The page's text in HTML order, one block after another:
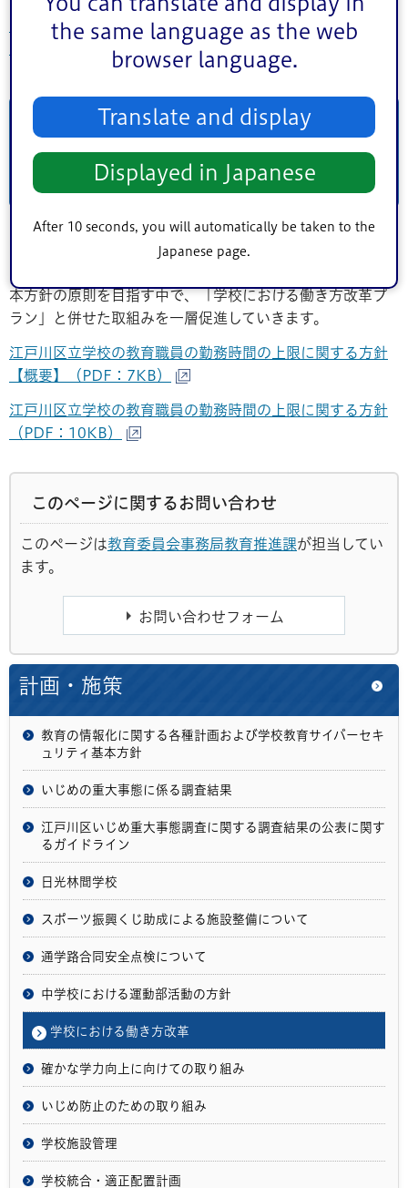
the same language as the web
browser language.
Translate and display
Displayed in Japanese
After 10 seconds, you will automatically be taken to the
Japanese page.
学校における働き方改革プラン【令和4年3月改定】
（PDF：558KB）
「江戸川区立学校の教育職員の勤
務時間の上限に関する方針」につ
いて（令和元年8月）
区立小学校、中学校、幼稚園の教育職員の勤務時間に関す
る原則を示すものとして本方針を策定しました。
本方針の原則を目指す中で、「学校における働き方改革プ
ラン」と併せた取組みを一層促進していきます。
江戸川区立学校の教育職員の勤務時間の上限に関する方針
【概要】（PDF：7KB）
江戸川区立学校の教育職員の勤務時間の上限に関する方針
（PDF：10KB）
このページに関するお問い合わせ
このページは教育委員会事務局教育推進課が担当してい
ます。
計画・施策
教育の情報化に関する各種計画および学校教育サイバーセキ
ュリティ基本方針
いじめの重大事態に係る調査結果
江戸川区いじめ重大事態調査に関する調査結果の公表に関す
るガイドライン
日光林間学校
スポーツ振興くじ助成による施設整備について
通学路合同安全点検について
中学校における運動部活動の方針
学校における働き方改革
確かな学力向上に向けての取り組み
いじめ防止のための取り組み
学校施設管理
学校統合・適正配置計画